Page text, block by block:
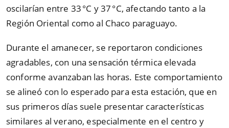
oscilarían entre 33 °C y 37 °C, afectando tanto a la
Región Oriental como al Chaco paraguayo.
Durante el amanecer, se reportaron condiciones
agradables, con una sensación térmica elevada
conforme avanzaban las horas. Este comportamiento
se alineó con lo esperado para esta estación, que en
sus primeros días suele presentar características
similares al verano, especialmente en el centro y